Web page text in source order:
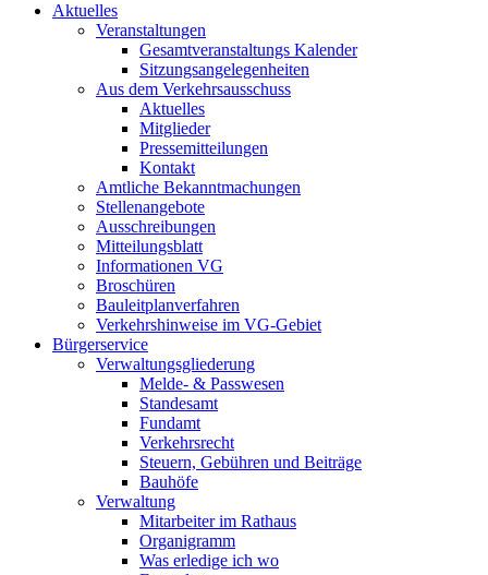
Aktuelles
Veranstaltungen
Gesamtveranstaltungs Kalender
Sitzungsangelegenheiten
Aus dem Verkehrsausschuss
Aktuelles
Mitglieder
Pressemitteilungen
Kontakt
Amtliche Bekanntmachungen
Stellenangebote
Ausschreibungen
Mitteilungsblatt
Informationen VG
Broschüren
Bauleitplanverfahren
Verkehrshinweise im VG-Gebiet
Bürgerservice
Verwaltungsgliederung
Melde- & Passwesen
Standesamt
Fundamt
Verkehrsrecht
Steuern, Gebühren und Beiträge
Bauhöfe
Verwaltung
Mitarbeiter im Rathaus
Organigramm
Was erledige ich wo